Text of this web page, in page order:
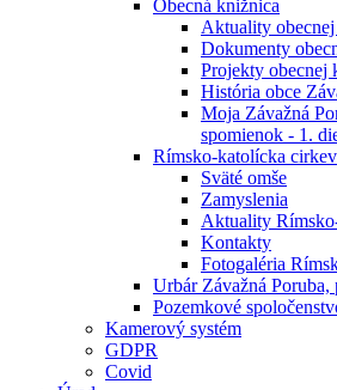
Obecná knižnica
Aktuality
Dokumenty
Projekty obecnej
História obce
Moja Závažná
spomienok - 1.
Rímsko-katolícka cirkev
Sväté omše
Zamyslenia
Aktuality
Kontakty
Fotogaléria
Urbár Závažná Poruba,
Pozemkové
Kamerový systém
GDPR
Covid